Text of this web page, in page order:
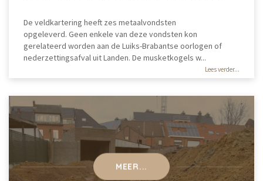
De veldkartering heeft zes metaalvondsten
opgeleverd. Geen enkele van deze vondsten kon
gerelateerd worden aan de Luiks-Brabantse oorlogen of
nederzettingsafval uit Landen. De musketkogels w...
Lees verder...
MEER...